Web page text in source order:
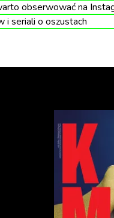
zrobione
widzimy zazwyczaj w
sama i wygląda
obserwować na
i seriali o oszustach